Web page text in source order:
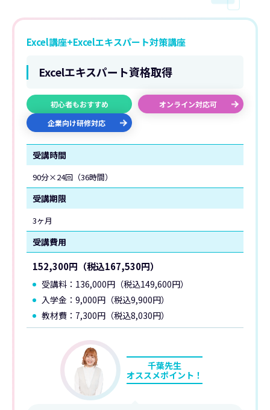
Excel講座+Excelエキスパート対策講座
Excelエキスパート資格取得
初心者もおすすめ
オンライン対応可
企業向け研修対応
受講時間
90分×24回（36時間）
受講期限
3ヶ月
受講費用
152,300円（税込167,530円）
受講料：136,000円（税込149,600円）
入学金：9,000円（税込9,900円）
教材費：7,300円（税込8,030円）
千葉先生
オススメポイント！